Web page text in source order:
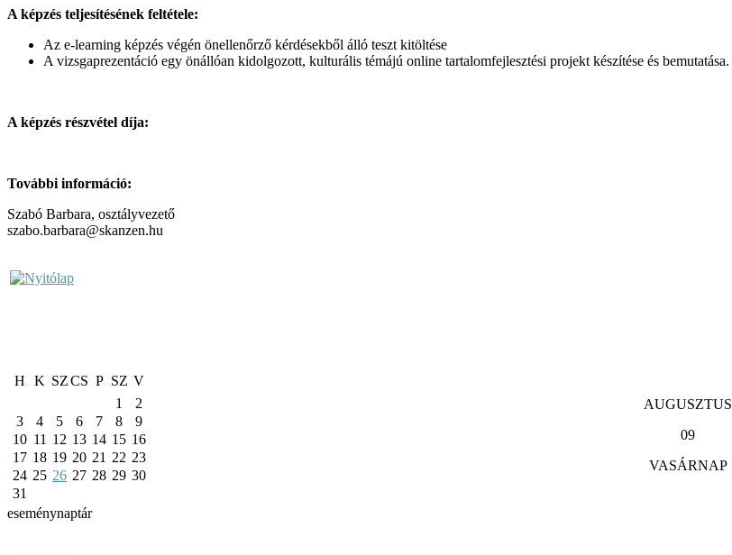
A képzés teljesítésének feltétele:
Az e-learning képzés végén önellenőrző kérdésekből álló teszt kitöltése
A vizsgaprezentáció egy önállóan kidolgozott, kulturális témájú online tartalomfejlesztési projekt készítése és bemutatása.
A képzés részvétel díja:
További információ:
Szabó Barbara, osztályvezető
szabo.barbara@skanzen.hu
H K SZCS P SZ V
1
2
3
4 5 6 7 8
9
10 11 12 13 14 15 16
17 18 19 20 21 22 23
24 25 26 27 28 29 30
31
AUGUSZTUS
09
VASÁRNAP
eseménynaptár